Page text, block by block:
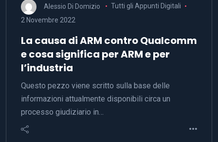
Alessio Di Domizio
Tutti gli Appunti Digitali
2 Novembre 2022
La causa di ARM contro Qualcomm
e cosa significa per ARM e per
l’industria
Questo pezzo viene scritto sulla base delle
informazioni attualmente disponibili circa un
processo giudiziario in…